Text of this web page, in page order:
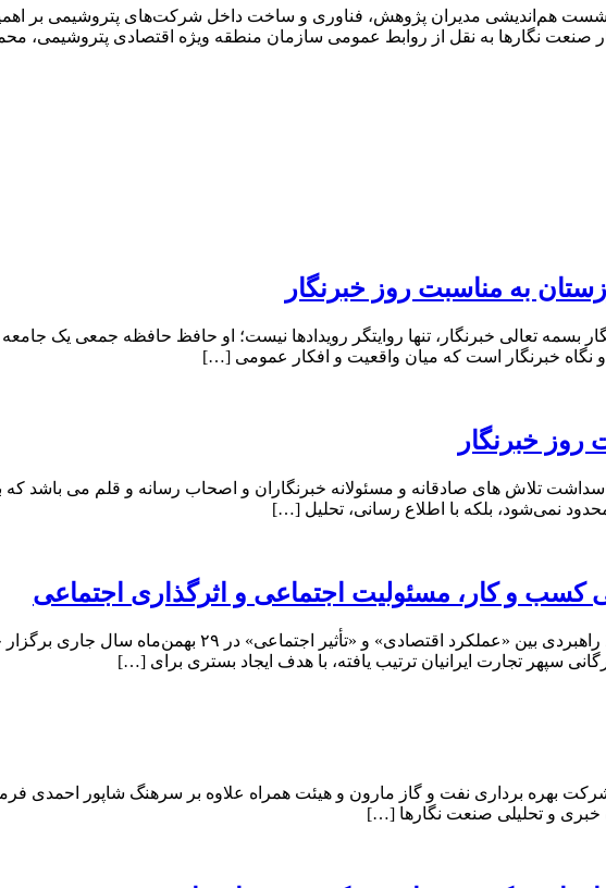
هم‌اندیشی مدیران پژوهش، فناوری و ساخت داخل شرکت‌های پتروشیمی بر
صنعت نگارها به نقل از روابط عمومی سازمان منطقه ویژه اقتصادی پتروشیمی،
به مناسبت روز خبرنگار
تعالی خبرنگار، تنها روایتگر رویدادها نیست؛ او حافظ حافظه جمعی یک
نگاه خبرنگار است که میان واقعیت و افکار عمومی […]
خبرنگار
تلاش‌ های صادقانه و مسئولانه خبرنگاران و اصحاب رسانه و قلم می باشد که
نمی‌شود، بلکه با اطلاع رسانی، تحلیل […]
کسب و کار، مسئولیت اجتماعی و اثرگذاری اجتماعی
به گزارش پایگاه خبری صنعت نگارها ، نخستین کنفرانس بین‌المللی با محوریت پیوند
سپهر تجارت ایرانیان ترتیب یافته، با هدف ایجاد بستری برای […]
بهره برداری نفت و گاز مارون و هیئت همراه علاوه بر سرهنگ شاپور احمدی